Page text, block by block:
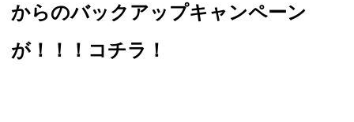
からのバックアップキャンペーン
が！！！コチラ！